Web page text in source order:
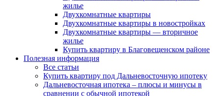
жилье
Двухкомнатные квартиры
Двухкомнатные квартиры в новостройках
Двухкомнатные квартиры — вторичное
жилье
Купить квартиру в Благовещенском районе
Полезная информация
Все статьи
Купить квартиру под Дальневосточную ипотеку
Дальневосточная ипотека – плюсы и минусы в
сравнении с обычной ипотекой